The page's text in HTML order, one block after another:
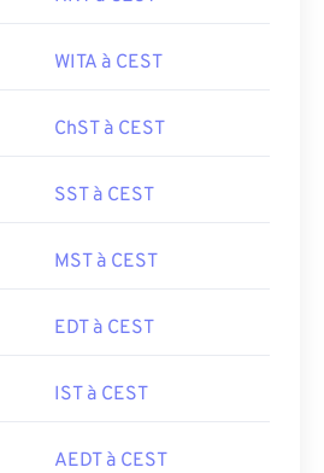
WITA à CEST
ChST à CEST
SST à CEST
MST à CEST
EDT à CEST
IST à CEST
AEDT à CEST